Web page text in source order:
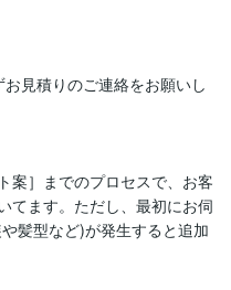
見積りのご連絡をお願いし
案］までのプロセスで、お客
てます。ただし、最初にお伺
髪型など)が発生すると追加